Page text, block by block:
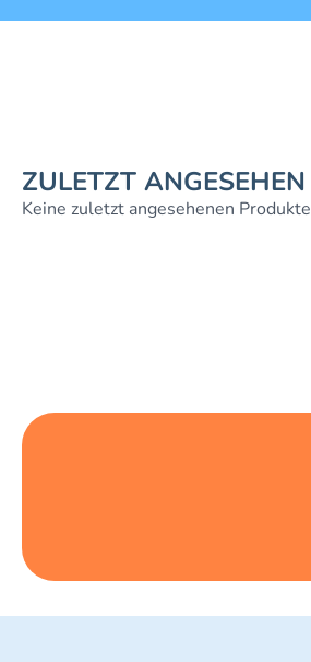
ZULETZT ANGESEHEN
Keine zuletzt angesehenen Produkte